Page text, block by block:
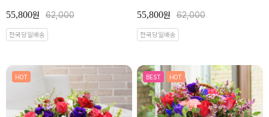
55,800원 62,000
전국당일배송
55,800원 62,000
전국당일배송
HOT BEST HOT